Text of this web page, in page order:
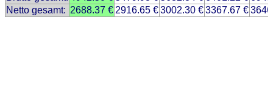
Netto gesamt: 2688.37 € 2916.65 €3002.30 €3367.67 €